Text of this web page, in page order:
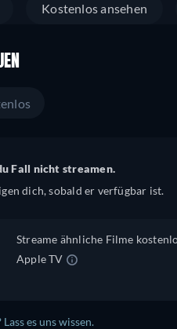
Kostenlos ansehen
Fall nicht streamen.
dich, sobald er verfügbar ist.
Streame ähnliche Filme
Apple TV
es uns wissen.